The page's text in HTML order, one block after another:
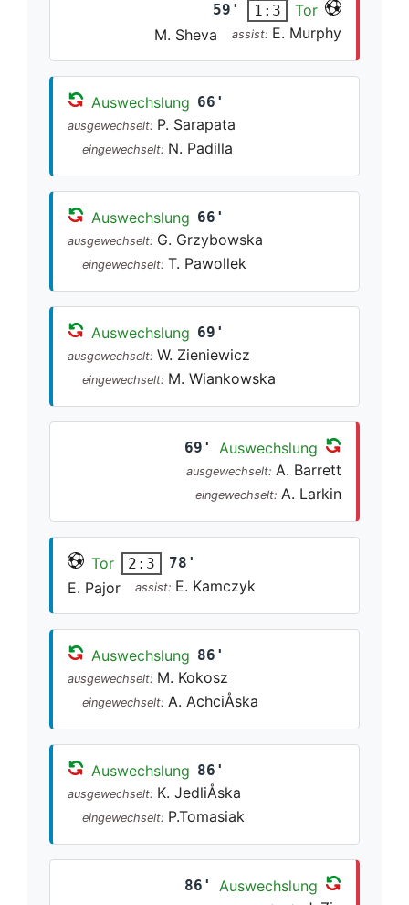
59' 1:3
Tor
M. Sheva
assist: E. Murphy
Auswechslung 66'
ausgewechselt: P. Sarapata
eingewechselt: N. Padilla
Auswechslung 66'
ausgewechselt: G. Grzybowska
eingewechselt: T. Pawollek
Auswechslung 69'
ausgewechselt: W. Zieniewicz
eingewechselt: M. Wiankowska
69' Auswechslung
ausgewechselt: A. Barrett
eingewechselt: A. Larkin
Tor 2:3 78'
E. Pajor assist: E. Kamczyk
Auswechslung 86'
ausgewechselt: M. Kokosz
eingewechselt: A. AchciÅska
Auswechslung 86'
ausgewechselt: K. JedliÅska
eingewechselt: P.Tomasiak
86' Auswechslung